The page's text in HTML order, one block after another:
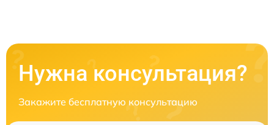
Нужна консультация?
Закажите бесплатную консультацию